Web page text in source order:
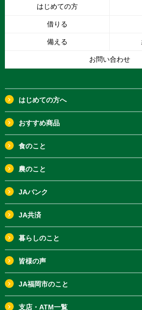
はじめての方
借りる
備える
お問い合わせ
はじめての方へ
おすすめ商品
食のこと
農のこと
JAバンク
JA共済
暮らしのこと
皆様の声
JA福岡市のこと
支店・ATM一覧